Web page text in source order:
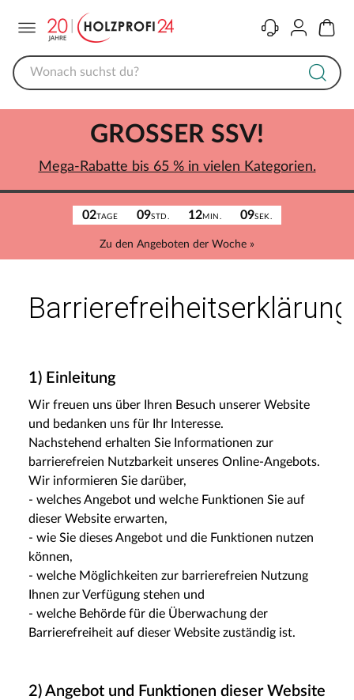
KontaktKonto
02TAGE 09STD. 12MIN. 09SEK.
Zu den Angeboten der Woche »
GROSSER SSV!
Mega-Rabatte bis 65 % in vielen Kategorien.
Barrierefreiheitserklärung
1) Einleitung
Wir freuen uns über Ihren Besuch unserer Website
und bedanken uns für Ihr Interesse.
Nachstehend erhalten Sie Informationen zur
barrierefreien Nutzbarkeit unseres Online-Angebots.
Wir informieren Sie darüber,
- welches Angebot und welche Funktionen Sie auf
dieser Website erwarten,
- wie Sie dieses Angebot und die Funktionen nutzen
können,
- welche Möglichkeiten zur barrierefreien Nutzung
Ihnen zur Verfügung stehen und
- welche Behörde für die Überwachung der
Barrierefreiheit auf dieser Website zuständig ist.
2) Angebot und Funktionen dieser Website